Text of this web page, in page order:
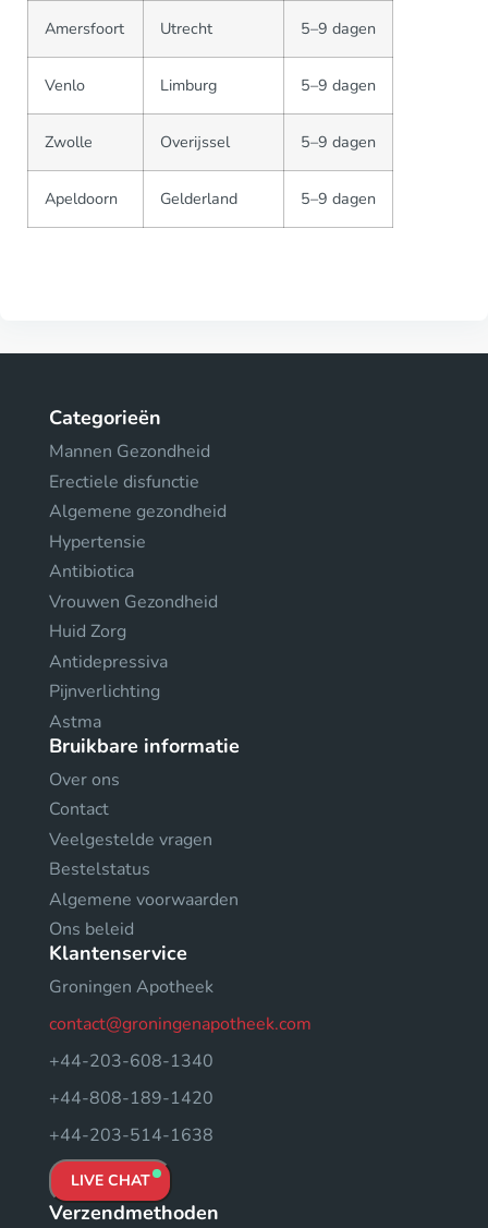
Amersfoort Utrecht 5–9 dagen
Venlo Limburg 5–9 dagen
Zwolle Overijssel 5–9 dagen
Apeldoorn Gelderland 5–9 dagen
Categorieën
Mannen Gezondheid
Erectiele disfunctie
Algemene gezondheid
Hypertensie
Antibiotica
Vrouwen Gezondheid
Huid Zorg
Antidepressiva
Pijnverlichting
Astma
Bruikbare informatie
Over ons
Contact
Veelgestelde vragen
Bestelstatus
Algemene voorwaarden
Ons beleid
Klantenservice
Groningen Apotheek
contact@groningenapotheek.com
+44-203-608-1340
+44-808-189-1420
+44-203-514-1638
LIVE CHAT
Verzendmethoden